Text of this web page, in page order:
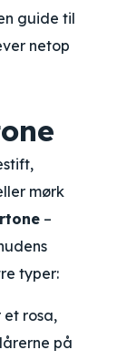
guide til
netop
mørk
–
typer:
et rosa,
på